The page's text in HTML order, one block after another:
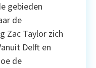
gebieden
de
Zac Taylor zich
Delft en
de